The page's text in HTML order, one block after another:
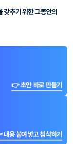
갖추기 위한 그동안의
👉 초안 바로 만들기
내용 붙여넣고 첨삭하기